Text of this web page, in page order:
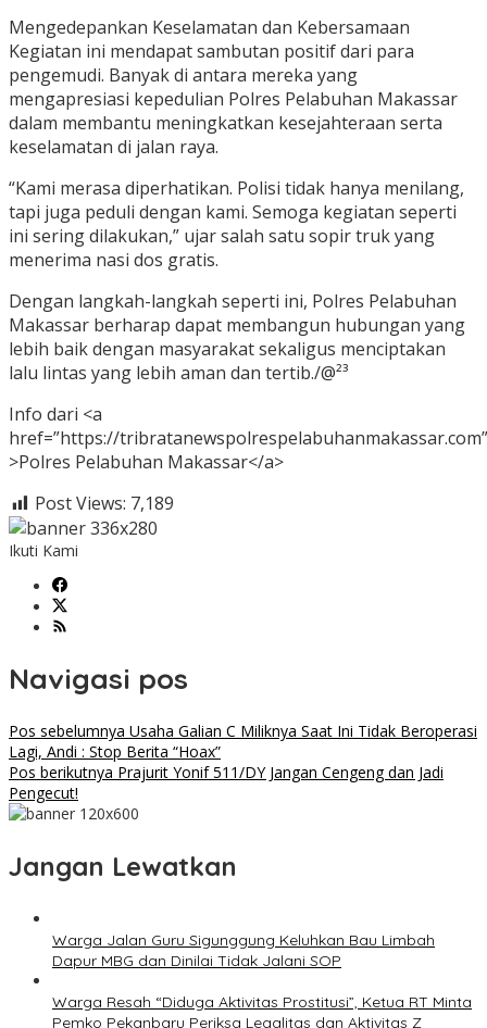
Mengedepankan Keselamatan dan Kebersamaan
Kegiatan ini mendapat sambutan positif dari para
pengemudi. Banyak di antara mereka yang
mengapresiasi kepedulian Polres Pelabuhan Makassar
dalam membantu meningkatkan kesejahteraan serta
keselamatan di jalan raya.
“Kami merasa diperhatikan. Polisi tidak hanya menilang,
tapi juga peduli dengan kami. Semoga kegiatan seperti
ini sering dilakukan,” ujar salah satu sopir truk yang
menerima nasi dos gratis.
Dengan langkah-langkah seperti ini, Polres Pelabuhan
Makassar berharap dapat membangun hubungan yang
lebih baik dengan masyarakat sekaligus menciptakan
lalu lintas yang lebih aman dan tertib./@²³
Info dari <a
href=”https://tribratanewspolrespelabuhanmakassar.com”
>Polres Pelabuhan Makassar</a>
Post Views: 7,189
Ikuti Kami
Navigasi pos
Pos sebelumnya Usaha Galian C Miliknya Saat Ini Tidak Beroperasi
Lagi, Andi : Stop Berita “Hoax”
Pos berikutnya Prajurit Yonif 511/DY Jangan Cengeng dan Jadi
Pengecut!
Jangan Lewatkan
Warga Jalan Guru Sigunggung Keluhkan Bau Limbah
Dapur MBG dan Dinilai Tidak Jalani SOP
Warga Resah “Diduga Aktivitas Prostitusi”, Ketua RT Minta
Pemko Pekanbaru Periksa Legalitas dan Aktivitas Z